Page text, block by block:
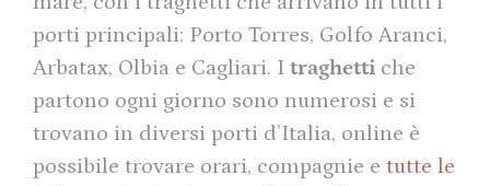
porti principali: Porto Torres, Golfo Aranci,
Arbatax, Olbia e Cagliari. I traghetti che
partono ogni giorno sono numerosi e si
trovano in diversi porti d’Italia, online è
possibile trovare orari, compagnie e tutte le